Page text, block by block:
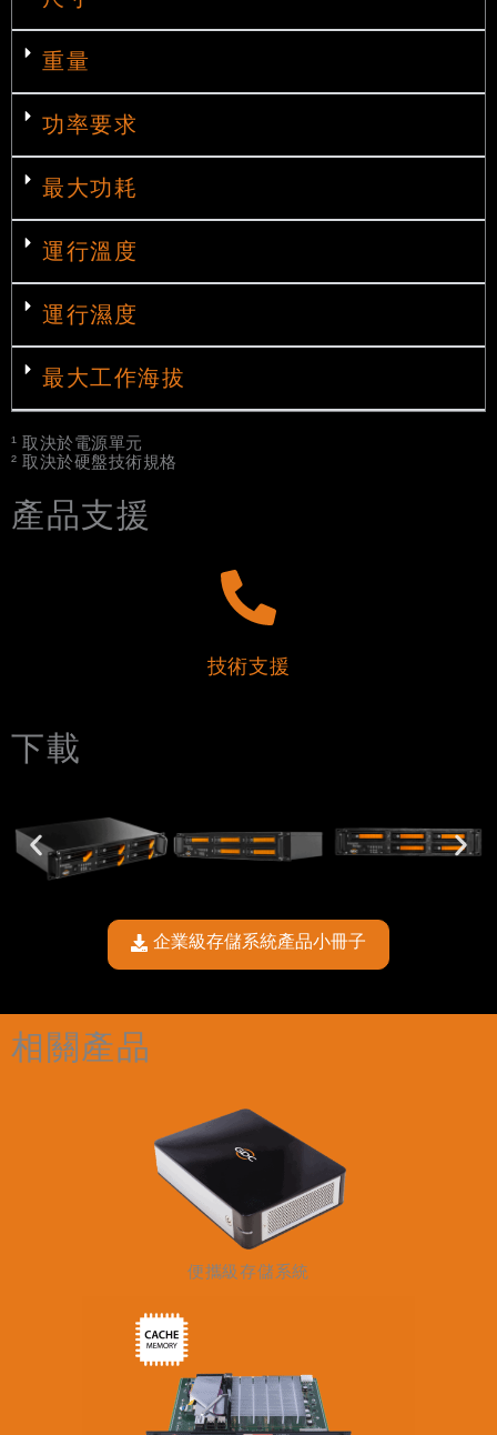
重量
功率要求
最大功耗
運行溫度
運行濕度
最大工作海拔
¹ 取決於電源單元
² 取決於硬盤技術規格
產品支援
技術支援
下載
企業級存儲系統產品小冊子
相關產品
便攜級存儲系統